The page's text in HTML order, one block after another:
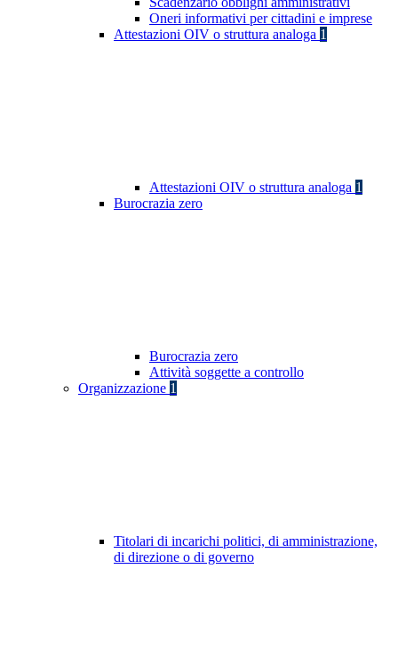
Oneri informativi per cittadini e imprese
Attestazioni OIV o struttura analoga 1
Attestazioni OIV o struttura analoga 1
Burocrazia zero
Burocrazia zero
Attività soggette a controllo
Organizzazione 1
Titolari di incarichi politici, di amministrazione,
di direzione o di governo